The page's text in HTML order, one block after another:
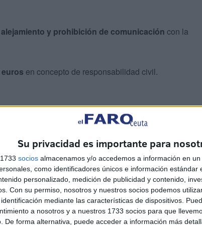
Su privacidad es importante para
socios almacenamos y/o accedemos a información en
como identificadores únicos e información estándar
personalizado, medición de publicidad y contenido,
Con su permiso, nosotros y nuestros socios podemos
mediante las características de dispositivos.
a nosotros y a nuestros 1733 socios para que
De forma alternativa, puede acceder a información más
y prohibición de comunicación con la
euros en concepto de responsabilidad civil.
con la denunciante, fruto de la cual tuvieron tres